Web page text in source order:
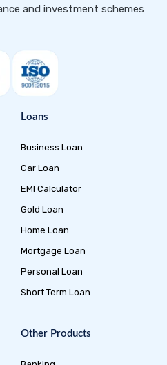
and investment schemes
Loans
Business Loan
Car Loan
EMI Calculator
Gold Loan
Home Loan
Mortgage Loan
Personal Loan
Short Term Loan
Other Products